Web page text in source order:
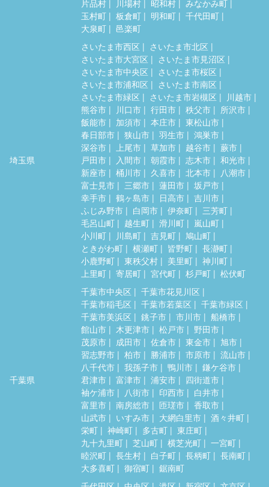
片品村
川場村 昭和村
みなかみ町
玉村町
板倉町 明和町
千代田町
大泉町
邑楽町
埼玉県
さいたま市西区
さいたま市北区
さいたま市大宮区
さいたま市見沼区
さいたま市中央区
さいたま市桜区
さいたま市浦和区
さいたま市南区
さいたま市緑区
さいたま市岩槻区
川越市
熊谷市
川口市 行田市 秩父市
所沢市
飯能市
加須市 本庄市
東松山市
春日部市
狭山市 羽生市
鴻巣市
深谷市
上尾市 草加市 越谷市
蕨市
戸田市
入間市 朝霞市 志木市
和光市
新座市
桶川市 久喜市 北本市
八潮市
富士見市
三郷市 蓮田市
坂戸市
幸手市
鶴ヶ島市 日高市
吉川市
ふじみ野市
白岡市 伊奈町
三芳町
毛呂山町
越生町 滑川町
嵐山町
小川町
川島町 吉見町
鳩山町
ときがわ町
横瀬町 皆野町
長瀞町
小鹿野町
東秩父村 美里町
神川町
上里町
寄居町 宮代町 杉戸町 松伏町
千葉県
千葉市中央区
千葉市花見川区
千葉市稲毛区
千葉市若葉区
千葉市緑区
千葉市美浜区
銚子市 市川市
船橋市
館山市
木更津市 松戸市
野田市
茂原市
成田市 佐倉市 東金市
旭市
習志野市
柏市 勝浦市 市原市
流山市
八千代市
我孫子市 鴨川市
鎌ケ谷市
君津市
富津市 浦安市
四街道市
袖ケ浦市
八街市 印西市
白井市
富里市
南房総市 匝瑳市
香取市
山武市
いすみ市 大網白里市
酒々井町
栄町
神崎町 多古町
東庄町
九十九里町
芝山町 横芝光町
一宮町
睦沢町
長生村 白子町 長柄町
長南町
大多喜町
御宿町
鋸南町